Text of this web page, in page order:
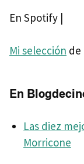
En Spotify |
Mi selección de
En
Las diez
Morricone